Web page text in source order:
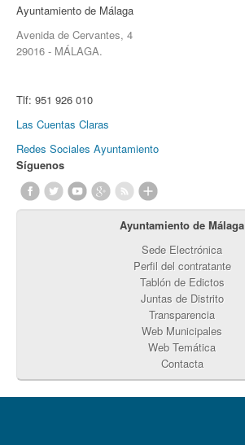
Ayuntamiento de Málaga
Avenida de Cervantes, 4
29016 - MÁLAGA.
Tlf: 951 926 010
Las Cuentas Claras
Redes Sociales Ayuntamiento
Síguenos
Ayuntamiento de Málaga
Sede Electrónica
Perfil del contratante
Tablón de Edictos
Juntas de Distrito
Transparencia
Web Municipales
Web Temática
Contacta